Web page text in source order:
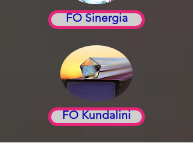
FO Sinergia
FO Kundalini